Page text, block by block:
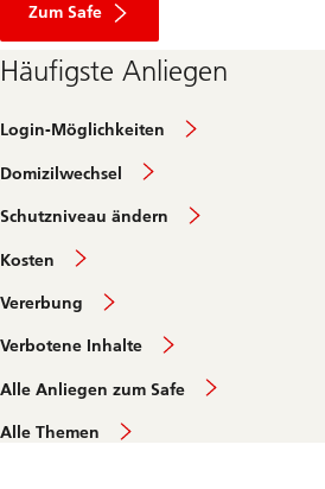
Zum Safe
Häufigste Anliegen
Login-Möglichkeiten
Domizilwechsel
Schutzniveau ändern
Kosten
Vererbung
Verbotene Inhalte
Alle Anliegen zum Safe
Alle Themen